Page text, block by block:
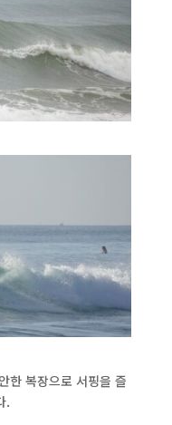
한 복장으로 서핑을 즐
.